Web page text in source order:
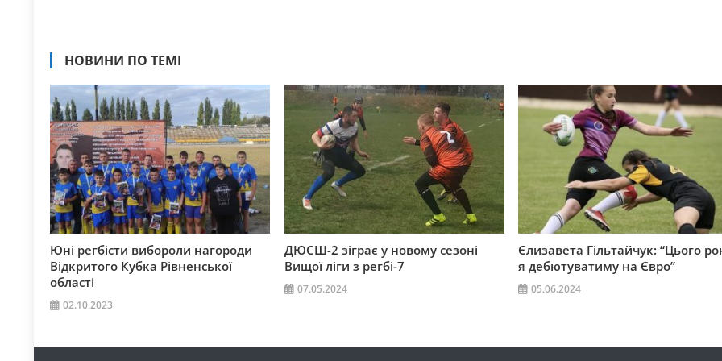
НОВИНИ ПО ТЕМІ
Юні регбісти вибороли нагороди
Відкритого Кубка Рівненської
області
02.10.2023
ДЮСШ-2 зіграє у новому сезоні
Вищої ліги з регбі-7
07.05.2024
Єлизавета Гільтайчук: “Цього
я дебютуватиму на Євро”
05.06.2024